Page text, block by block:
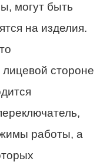
могут быть
на изделия.
стороне
работы, а